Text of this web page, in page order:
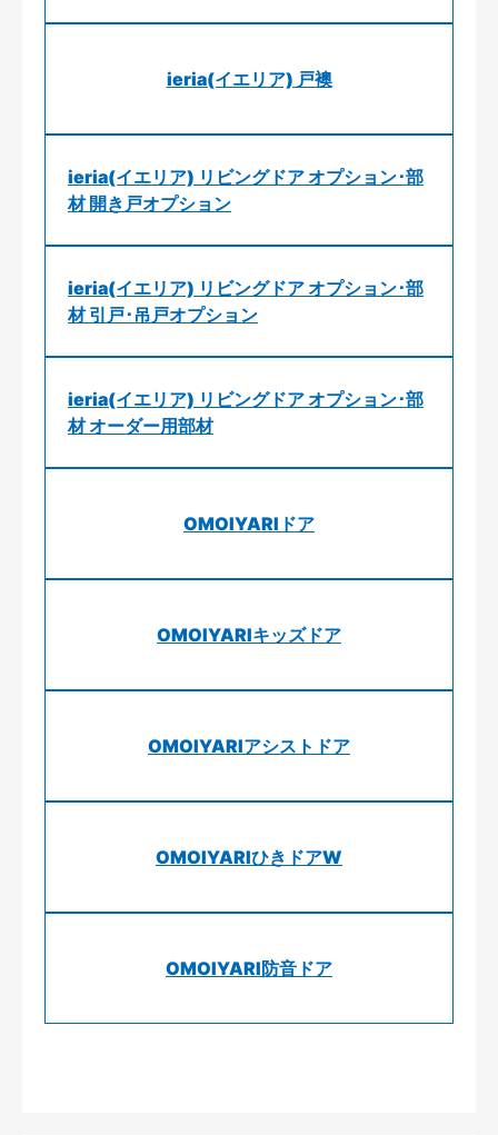
ieria(イエリア) 戸襖
ieria(イエリア) リビングドア オプション･部
材 開き戸オプション
ieria(イエリア) リビングドア オプション･部
材 引戸･吊戸オプション
ieria(イエリア) リビングドア オプション･部
材 オーダー用部材
OMOIYARIドア
OMOIYARIキッズドア
OMOIYARIアシストドア
OMOIYARIひきドアW
OMOIYARI防音ドア